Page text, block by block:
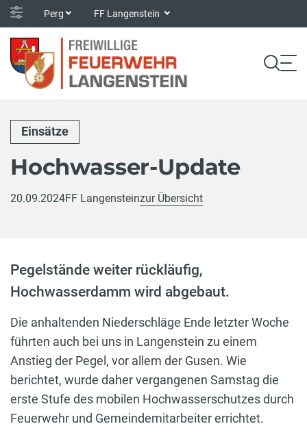
Perg FF Langenstein
Einsätze
Hochwasser-Update
20.09.2024FF Langensteinzur Übersicht
Pegelstände weiter rückläufig,
Hochwasserdamm wird abgebaut.
Die anhaltenden Niederschläge Ende letzter Woche
führten auch bei uns in Langenstein zu einem
Anstieg der Pegel, vor allem der Gusen. Wie
berichtet, wurde daher vergangenen Samstag die
erste Stufe des mobilen Hochwasserschutzes durch
Feuerwehr und Gemeindemitarbeiter errichtet.